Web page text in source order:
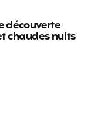
découverte
chaudes nuits